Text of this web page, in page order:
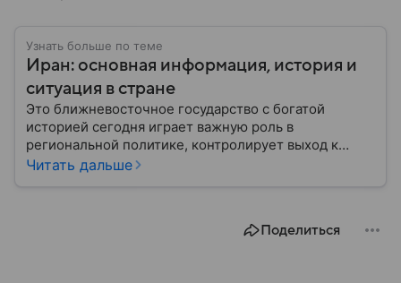
Узнать больше по теме
Иран: основная информация, история и
ситуация в стране
Это ближневосточное государство с богатой
историей сегодня играет важную роль в
региональной политике, контролирует выход к
Персидскому заливу и Ормузскому проливу, а также
Читать дальше
Поделиться